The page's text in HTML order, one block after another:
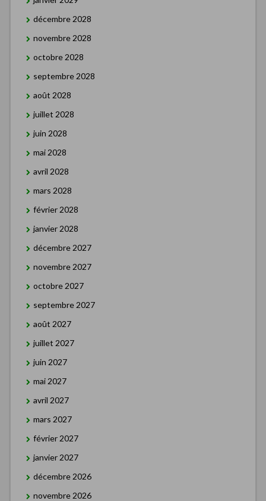
décembre 2028
novembre 2028
octobre 2028
septembre 2028
août 2028
juillet 2028
juin 2028
mai 2028
avril 2028
mars 2028
février 2028
janvier 2028
décembre 2027
novembre 2027
octobre 2027
septembre 2027
août 2027
juillet 2027
juin 2027
mai 2027
avril 2027
mars 2027
février 2027
janvier 2027
décembre 2026
novembre 2026